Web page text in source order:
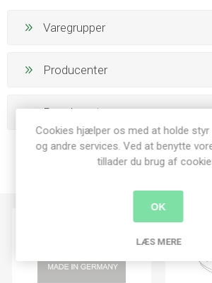
Varegrupper
Producenter
Populære tags
Cookies hjælper os med at holde styr
og andre services. Ved at benytte
tillader du brug af
OK
LÆS MERE